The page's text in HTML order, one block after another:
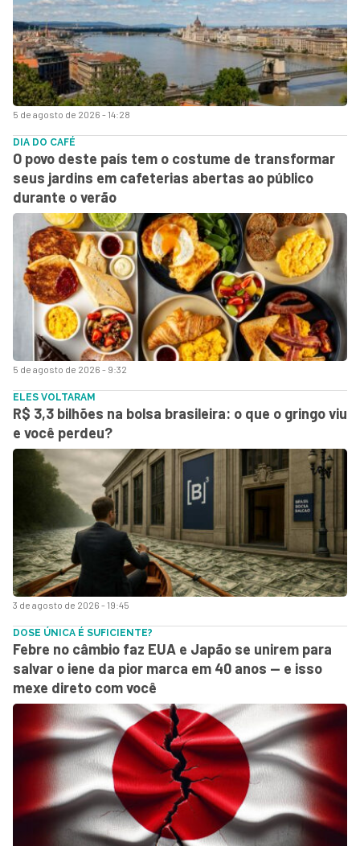
5 de agosto de 2026 - 14:28
5 de agosto de 2026 - 9:32
DIA DO CAFÉ
O povo deste país tem o costume de transformar
seus jardins em cafeterias abertas ao público
durante o verão
3 de agosto de 2026 - 19:45
ELES VOLTARAM
R$ 3,3 bilhões na bolsa brasileira: o que o gringo viu
e você perdeu?
DOSE ÚNICA É SUFICIENTE?
Febre no câmbio faz EUA e Japão se unirem para
salvar o iene da pior marca em 40 anos — e isso
mexe direto com você